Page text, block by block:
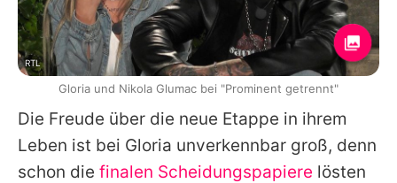
Die Freude über die neue Etappe in ihrem
Leben ist bei Gloria unverkennbar groß, denn
schon die finalen Scheidungspapiere lösten
RTL
Gloria und Nikola Glumac bei "Prominent getrennt"